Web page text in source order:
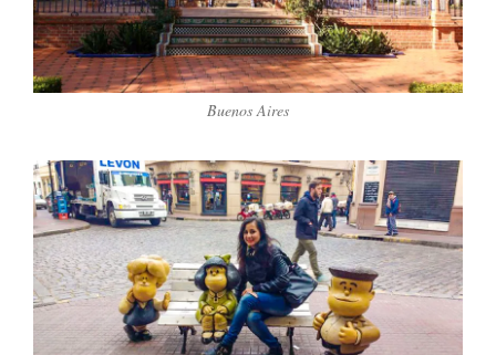
Buenos Aires